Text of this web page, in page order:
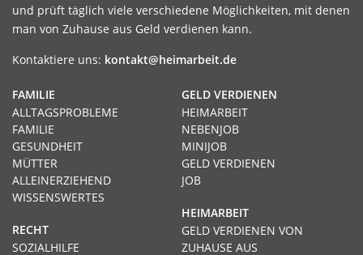
und prüft täglich viele verschiedene Möglichkeiten, mit denen
man von Zuhause aus Geld verdienen kann.
Kontaktiere uns: kontakt@heimarbeit.de
GELD VERDIENEN
HEIMARBEIT
NEBENJOB
MINIJOB
GELD VERDIENEN
JOB
HEIMARBEIT
GELD VERDIENEN VON
ZUHAUSE AUS
FAMILIE
ALLTAGSPROBLEME
FAMILIE
GESUNDHEIT
MÜTTER
ALLEINERZIEHEND
WISSENSWERTES
RECHT
SOZIALHILFE